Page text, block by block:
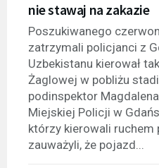
nie stawaj na zakazie
Poszukiwanego
zatrzymali policjanci z
Uzbekistanu kierował
Żaglowej w pobliżu
podinspektor
Miejskiej Policji w
którzy kierowali ruchem
zauważyli, że pojazd...